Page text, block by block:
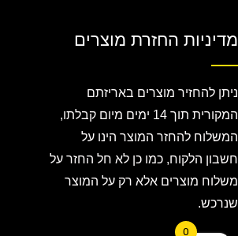
מדיניות החזרת מוצרים
ניתן להחזיר מוצרים באריזתם
המקורית תוך 14 ימים מיום קבלתו,
המשלוח להחזר המוצר הינו על
חשבון הלקוח, כמו כן לא חל החזר על
משלוח מוצרים אלא רק על המוצר
שנרכש.
0